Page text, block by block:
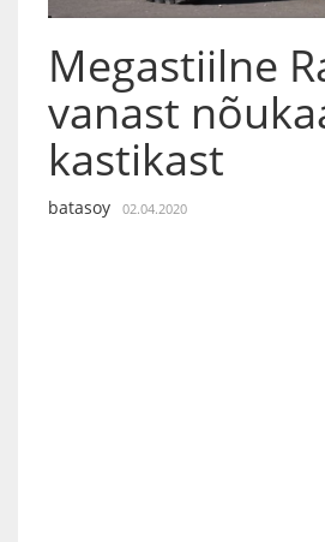
Megastiilne
vanast
kastikast
batasoy 02.04.2020